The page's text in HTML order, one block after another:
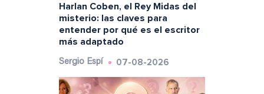
Harlan Coben, el Rey Midas del
misterio: las claves para
entender por qué es el escritor
más adaptado
Sergio Espí 07-08-2026